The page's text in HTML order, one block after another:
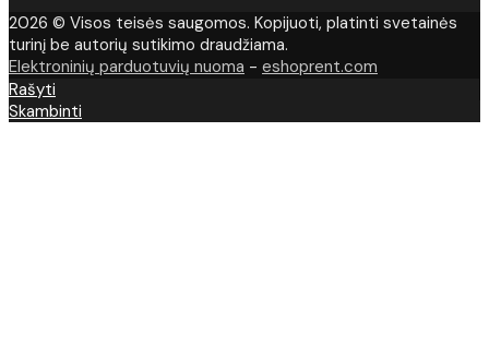
2026 © Visos teisės saugomos. Kopijuoti, platinti svetainės
turinį be autorių sutikimo draudžiama.
Elektroninių parduotuvių nuoma - eshoprent.com
Rašyti
Skambinti